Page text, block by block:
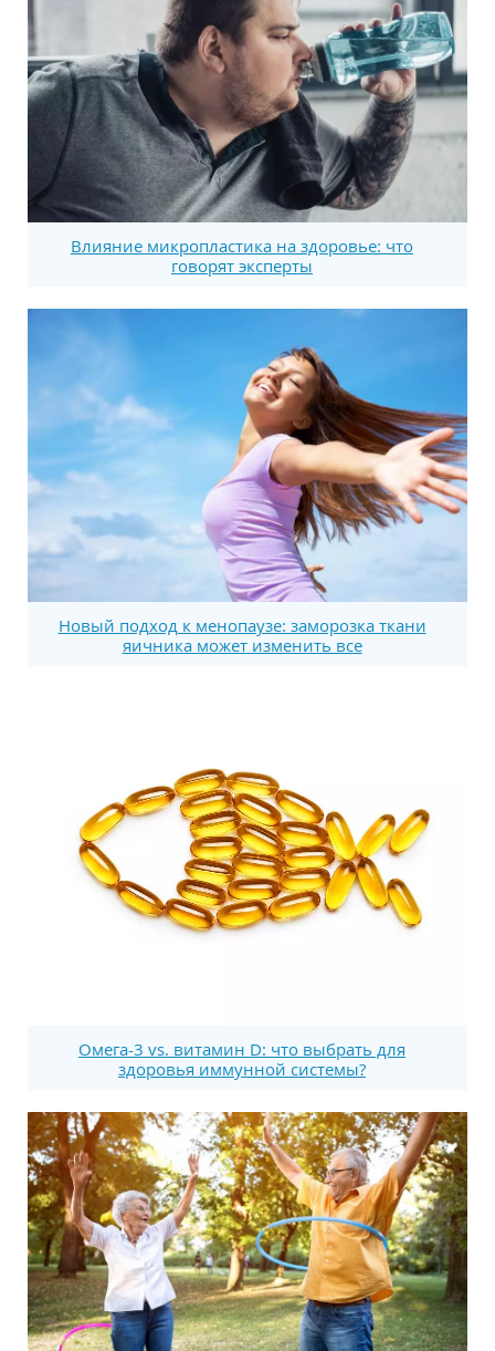
Влияние микропластика на здоровье: что
говорят эксперты
Новый подход к менопаузе: заморозка ткани
яичника может изменить все
Омега-3 vs. витамин D: что выбрать для
здоровья иммунной системы?